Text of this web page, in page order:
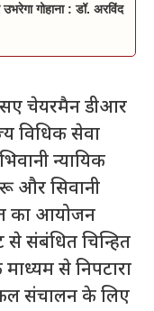
गोहाना : डॉ. अरविंद
चेयरमैन डीआर
विधिक सेवा
न्यायिक
और सिवानी
का आयोजन
संबंधित चिन्हित
से निपटारा
संचालन के लिए